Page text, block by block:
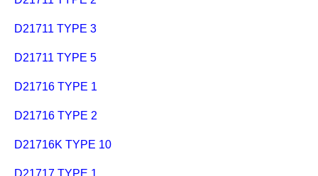
D21711 TYPE 3
D21711 TYPE 5
D21716 TYPE 1
D21716 TYPE 2
D21716K TYPE 10
D21717 TYPE 1